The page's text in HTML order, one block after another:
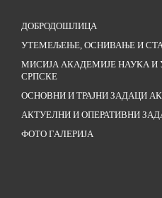
ДОБРОДОШЛИЦА
УТЕМЕЉЕЊЕ, ОСНИВАЊЕ И
МИСИЈА АКАДЕМИЈЕ НАУКА И
СРПСКЕ
ОСНОВНИ И ТРАЈНИ ЗАДАЦИ
АКТУЕЛНИ И ОПЕРАТИВНИ
ФОТО ГАЛЕРИЈА